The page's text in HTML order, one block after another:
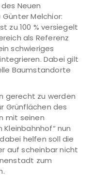
Neuen
Melchior:
zu 100 % versiegelt
als Referenz
schwieriges
Dabei gilt
Baumstandorte
gerecht zu werden
Grünflächen des
mit seinen
nun
helfen soll die
auf scheinbar nicht
zum